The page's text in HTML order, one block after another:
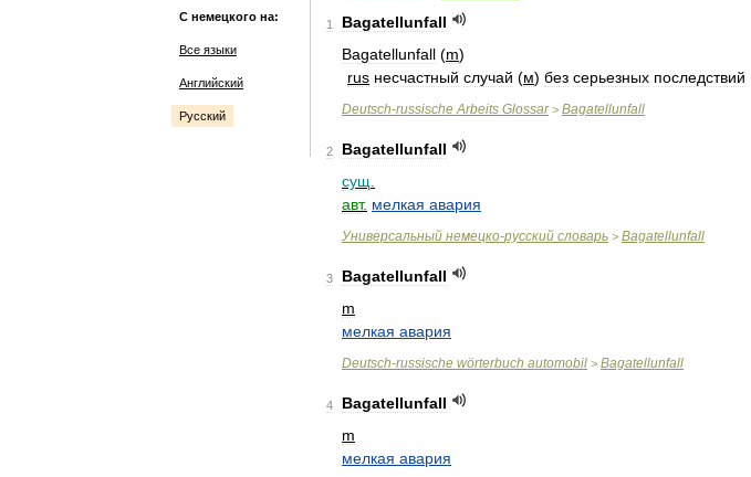
С немецкого на:
Все языки
Английский
Русский
1
Bagatellunfall
Bagatellunfall (m)
rus несчастный случай (м) без серьезных последствий
Deutsch-russische Arbeits Glossar> Bagatellunfall
2
Bagatellunfall
сущ
авт. мелкая авария
Универсальный немецко-русский словарь > Bagatellunfall
3
Bagatellunfall
m
мелкая авария
Deutsch-russische wörterbuch automobil > Bagatellunfall
4
Bagatellunfall
m
мелкая авария